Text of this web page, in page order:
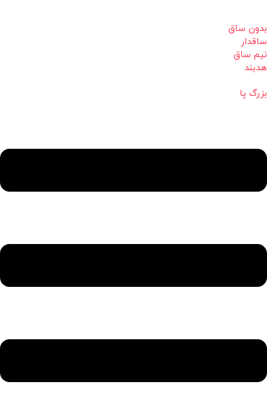
بدون ساق
ساقدار
نیم ساق
هدبند
بزرگ پا